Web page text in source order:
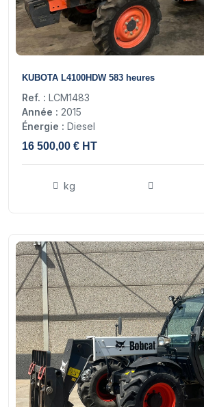
KUBOTA L4100HDW 583 heures
Ref. : LCM1483
Année : 2015
Énergie : Diesel
16 500,00 € HT
kg